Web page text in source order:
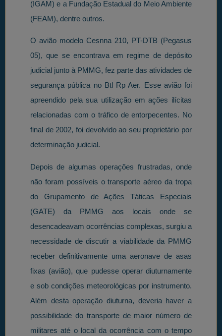
(IGAM) e a Fundação Estadual do Meio Ambiente
(FEAM), dentre outros.
O avião modelo Cesnna 210, PT-DTB (Pegasus
05), que se encontrava em regime de depósito
judicial junto à PMMG, fez parte das atividades de
segurança pública no Btl Rp Aer. Esse avião foi
apreendido pela sua utilização em ações ilícitas
relacionadas com o tráfico de entorpecentes. No
final de 2002, foi devolvido ao seu proprietário por
determinação judicial.
Depois de algumas operações frustradas, onde
não foram possíveis o transporte aéreo da tropa
do Grupamento de Ações Táticas Especiais
(GATE) da PMMG aos locais onde se
desencadeavam ocorrências complexas, surgiu a
necessidade de discutir a viabilidade da PMMG
receber definitivamente uma aeronave de asas
fixas (avião), que pudesse operar diuturnamente
e sob condições meteorológicas por instrumento.
Além desta operação diuturna, deveria haver a
possibilidade do transporte de maior número de
militares até o local da ocorrência com o tempo